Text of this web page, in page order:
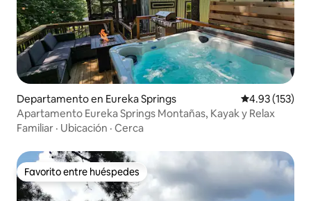
Departamento en Eureka Springs Calificación
4.93 (153)
Apartamento Eureka Springs Montañas, Kayak y Relax
Familiar · Ubicación · Cerca
Favorito entre huéspedes
Favorito entre huéspedes